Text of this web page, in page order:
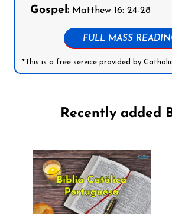
Gospel: Matthew 16: 24-28
FULL MASS
*This is a free service provided by
Recently added